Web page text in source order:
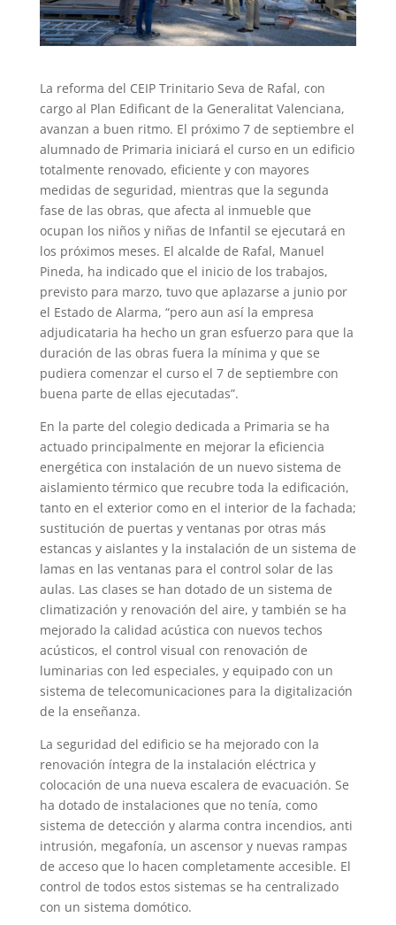
La reforma del CEIP Trinitario Seva de Rafal, con
cargo al Plan Edificant de la Generalitat Valenciana,
avanzan a buen ritmo. El próximo 7 de septiembre el
alumnado de Primaria iniciará el curso en un edificio
totalmente renovado, eficiente y con mayores
medidas de seguridad, mientras que la segunda
fase de las obras, que afecta al inmueble que
ocupan los niños y niñas de Infantil se ejecutará en
los próximos meses. El alcalde de Rafal, Manuel
Pineda, ha indicado que el inicio de los trabajos,
previsto para marzo, tuvo que aplazarse a junio por
el Estado de Alarma, “pero aun así la empresa
adjudicataria ha hecho un gran esfuerzo para que la
duración de las obras fuera la mínima y que se
pudiera comenzar el curso el 7 de septiembre con
buena parte de ellas ejecutadas”.
En la parte del colegio dedicada a Primaria se ha
actuado principalmente en mejorar la eficiencia
energética con instalación de un nuevo sistema de
aislamiento térmico que recubre toda la edificación,
tanto en el exterior como en el interior de la fachada;
sustitución de puertas y ventanas por otras más
estancas y aislantes y la instalación de un sistema de
lamas en las ventanas para el control solar de las
aulas. Las clases se han dotado de un sistema de
climatización y renovación del aire, y también se ha
mejorado la calidad acústica con nuevos techos
acústicos, el control visual con renovación de
luminarias con led especiales, y equipado con un
sistema de telecomunicaciones para la digitalización
de la enseñanza.
La seguridad del edificio se ha mejorado con la
renovación íntegra de la instalación eléctrica y
colocación de una nueva escalera de evacuación. Se
ha dotado de instalaciones que no tenía, como
sistema de detección y alarma contra incendios, anti
intrusión, megafonía, un ascensor y nuevas rampas
de acceso que lo hacen completamente accesible. El
control de todos estos sistemas se ha centralizado
con un sistema domótico.